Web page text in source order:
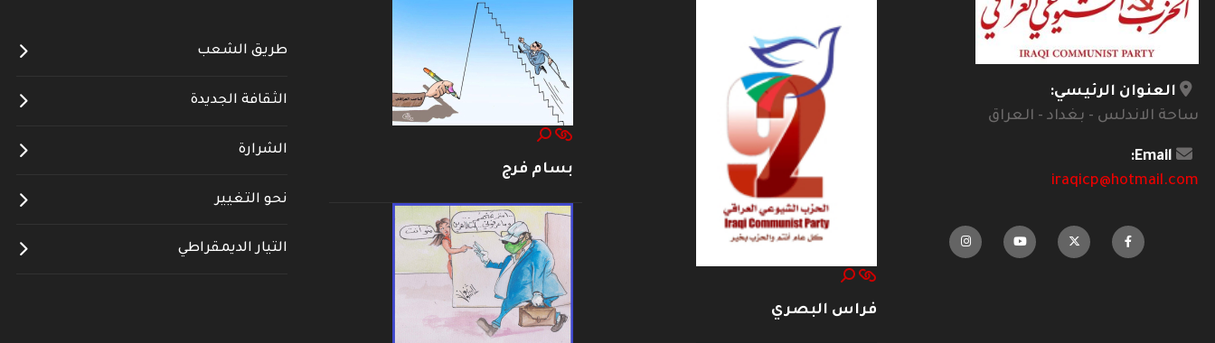
العنوان الرئيسي:
ساحة الاندلس - بغداد - العراق
Email:
iraqicp@hotmail.com
فراس البصري
بسام فرج
طريق الشعب
الثقافة الجديدة
الشرارة
نحو التغيير
التيار الديمقراطي